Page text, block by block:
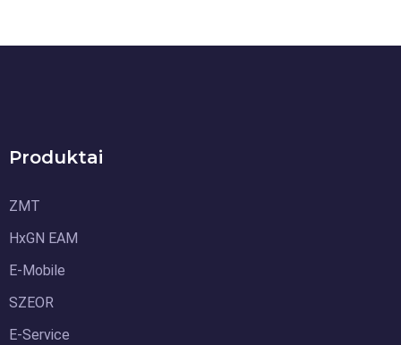
Produktai
ZMT
HxGN EAM
E-Mobile
SZEOR
E-Service